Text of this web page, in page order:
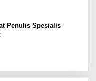
Penulis Spesialis